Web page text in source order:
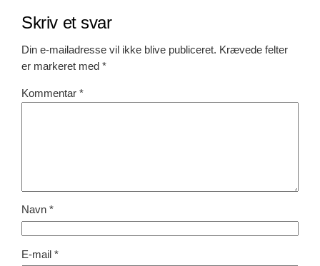
Skriv et svar
Din e-mailadresse vil ikke blive publiceret. Krævede felter
er markeret med*
Kommentar*
Navn*
E-mail*